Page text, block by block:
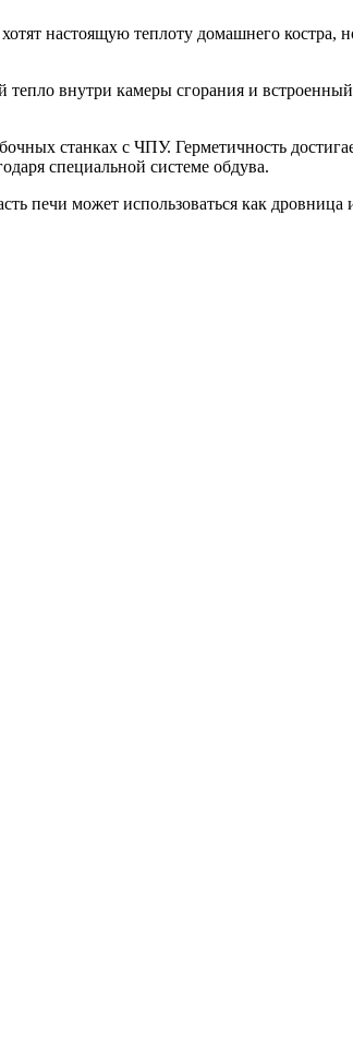
настоящую теплоту домашнего костра,
внутри камеры сгорания и встроенный
станках с ЧПУ. Герметичность
специальной системе обдува.
печи может использоваться как дровница